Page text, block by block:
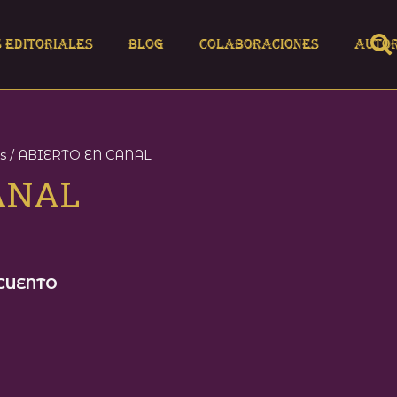
editoriales Blog Colaboraciones
/ ABIERTO EN CANAL